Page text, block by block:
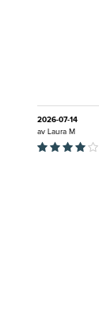
2026-07-14
av
Laura M